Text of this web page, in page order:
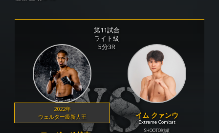
第11試合
ライト級
5分3R
2022年
ウェルター級新人王
イム クァンウ
Extreme Combat
SHOOTO戦績